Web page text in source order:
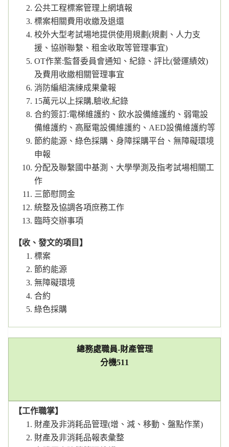
公共工程標案管理上網填報
標案相關費用收繳及退還
校外大型考試場地提供使用規劃(規劃、人力支
援、協辦聯繫、租金收取等管理事宜)
OT作業:監督委員會通知、紀錄、評比(營運績效)
及費用收繳相關管理事宜
消防編組演練成果彙報
15萬元以上採購,驗收,紀錄
合約簽訂:電梯維護約、飲水設備維護約、弱電設
備維護約、高壓電設備維護約、AED設備維護約等
節約能源、綠色採購、身障採購平台、無障礙環境
申報
分配及聯繫國中基測、大學學測及指考試場相關工
作
三節慰問金
統整及協調各項庶務工作
臨時交辦事項
【收、發文的項目】
標案
節約能源
無障礙環境
合約
綠色採購
總務處職員-財產管理
分機511
【工作職掌】
財產及非消耗品管理(增、減、移動、盤點作業)
財產及非消耗品報表彙整